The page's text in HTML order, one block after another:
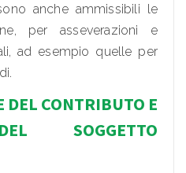
anche ammissibili le
per asseverazioni e
ad esempio quelle per
DEL CONTRIBUTO E
SOGGETTO